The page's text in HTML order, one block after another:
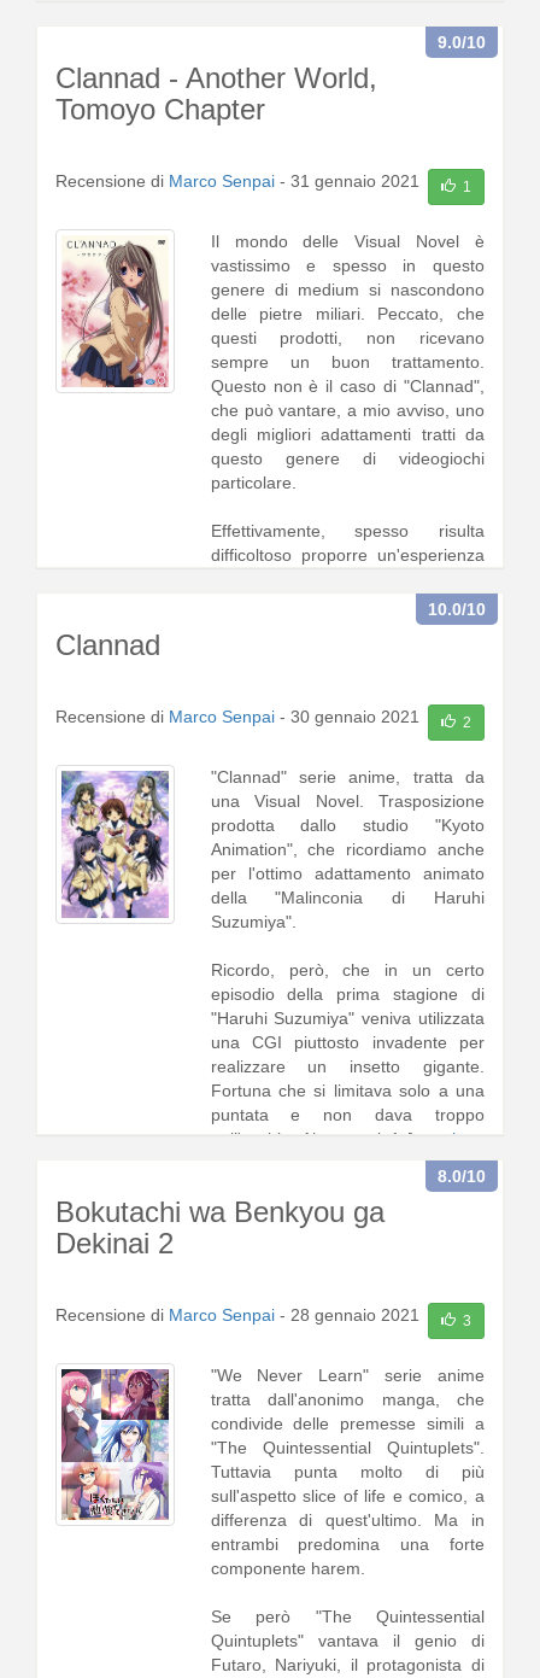
Clannad - Another World,
Tomoyo Chapter
9.0/10
Recensione di Marco Senpai - 31 gennaio 2021 1
Il mondo delle Visual Novel è
vastissimo e spesso in questo
genere di medium si nascondono
delle pietre miliari. Peccato, che
questi prodotti, non ricevano
sempre un buon trattamento.
Questo non è il caso di "Clannad",
che può vantare, a mio avviso, uno
degli migliori adattamenti tratti da
questo genere di videogiochi
particolare.
Effettivamente, spesso risulta
difficoltoso proporre un'esperienza
continua a leggere]
Clannad
10.0/10
Recensione di Marco Senpai - 30 gennaio 2021 2
"Clannad" serie anime, tratta da
una Visual Novel. Trasposizione
prodotta dallo studio "Kyoto
Animation", che ricordiamo anche
per l'ottimo adattamento animato
della "Malinconia di Haruhi
Suzumiya".
Ricordo, però, che in un certo
episodio della prima stagione di
"Haruhi Suzumiya" veniva utilizzata
una CGI piuttosto invadente per
realizzare un insetto gigante.
Fortuna che si limitava solo a una
puntata e non dava troppo
nell'occhio. Al contrario1 [continua
Bokutachi wa Benkyou ga
Dekinai 2
8.0/10
Recensione di Marco Senpai - 28 gennaio 2021 3
"We Never Learn" serie anime
tratta dall'anonimo manga, che
condivide delle premesse simili a
"The Quintessential Quintuplets".
Tuttavia punta molto di più
sull'aspetto slice of life e comico, a
differenza di quest'ultimo. Ma in
entrambi predomina una forte
componente harem.
Se però "The Quintessential
Quintuplets" vantava il genio di
Futaro, Nariyuki, il protagonista di